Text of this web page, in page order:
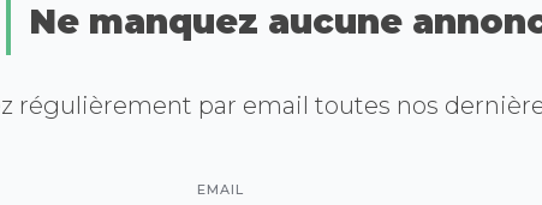
Ne manquez aucune
régulièrement par email toutes nos
EMAIL